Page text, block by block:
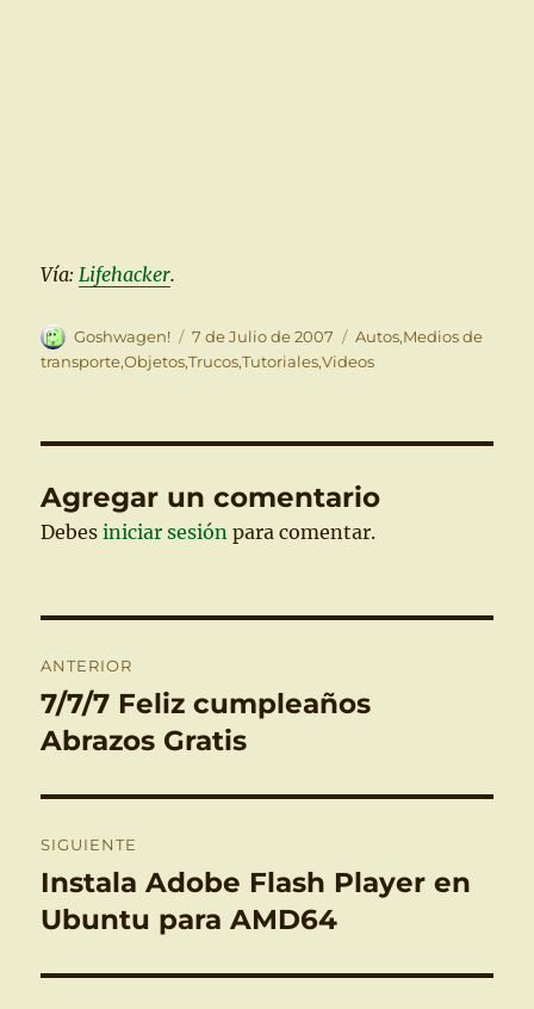
Vía:Lifehacker.
Autor
Goshwagen!
Publicado
el
7 de Julio de 2007 Categorías
Autos,Medios de
transporte,Objetos,Trucos,Tutoriales,Videos
Agregar un comentario
Debesiniciar sesión para comentar.
de
entradas
ANTERIOR
Entrada
anterior:
7/7/7 Feliz cumpleaños
Abrazos Gratis
SIGUIENTE
Entrada
siguiente:
Instala Adobe Flash Player en
Ubuntu para AMD64